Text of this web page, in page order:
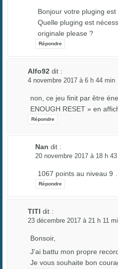
Bonjour votre pluging
Quelle pluging est
originale please ?
Répondre
Alfo92 dit :
4 novembre 2017 à 6 h 44 min
non, ce jeu finit par être
ENOUGH RESET » en
Répondre
Nan dit :
20 novembre 2017 à 18 h
1067 points au niveau 9
Répondre
TITI dit :
23 décembre 2017 à 21 h 11
Bonsoir,
J’ai battu mon propre
Je vous souhaite bon